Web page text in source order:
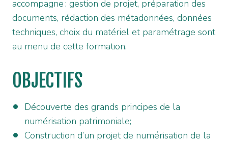
accompagne : gestion de projet, préparation des
documents, rédaction des métadonnées, données
techniques, choix du matériel et paramétrage sont
au menu de cette formation.
OBJECTIFS
Découverte des grands principes de la
numérisation patrimoniale;
Construction d’un projet de numérisation de la